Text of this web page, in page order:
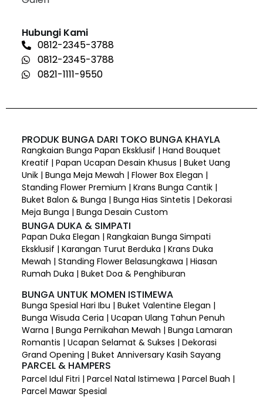
Hubungi Kami
0812-2345-3788
0812-2345-3788
0821-1111-9550
PRODUK BUNGA DARI TOKO BUNGA KHAYLA
Rangkaian Bunga Papan Eksklusif | Hand Bouquet
Kreatif | Papan Ucapan Desain Khusus | Buket Uang
Unik | Bunga Meja Mewah | Flower Box Elegan |
Standing Flower Premium | Krans Bunga Cantik |
Buket Balon & Bunga | Bunga Hias Sintetis | Dekorasi
Meja Bunga | Bunga Desain Custom
BUNGA DUKA & SIMPATI
Papan Duka Elegan | Rangkaian Bunga Simpati
Eksklusif | Karangan Turut Berduka | Krans Duka
Mewah | Standing Flower Belasungkawa | Hiasan
Rumah Duka | Buket Doa & Penghiburan
BUNGA UNTUK MOMEN ISTIMEWA
Bunga Spesial Hari Ibu | Buket Valentine Elegan |
Bunga Wisuda Ceria | Ucapan Ulang Tahun Penuh
Warna | Bunga Pernikahan Mewah | Bunga Lamaran
Romantis | Ucapan Selamat & Sukses | Dekorasi
Grand Opening | Buket Anniversary Kasih Sayang
PARCEL & HAMPERS
Parcel Idul Fitri | Parcel Natal Istimewa | Parcel Buah |
Parcel Mawar Spesial